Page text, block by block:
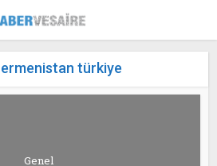
türkiye
Genel